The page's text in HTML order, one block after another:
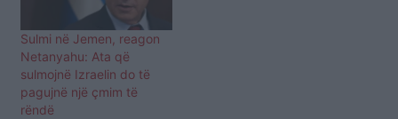
Sulmi në Jemen, reagon
Netanyahu: Ata që
sulmojnë Izraelin do të
pagujnë një çmim të
rëndë